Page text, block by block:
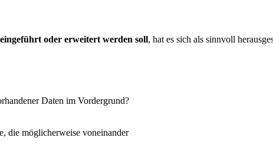
oder erweitert werden soll, hat es sich als sinnvoll
Daten im Vordergrund?
die möglicherweise voneinander